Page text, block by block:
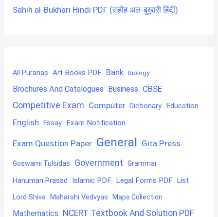
Sahih al-Bukhari Hindi PDF (सहीह अल-बुख़ारी हिंदी)
All Puranas Art Books PDF Bank Biology
Brochures And Catalogues Business CBSE
Competitive Exam Computer Dictionary Education
English Essay Exam Notification
Exam Question Paper General Gita Press
Goswami Tulsidas Government Grammar
Hanuman Prasad Islamic PDF Legal Forms PDF List
Lord Shiva Maharshi Vedvyas Maps Collection
Mathematics NCERT Textbook And Solution PDF